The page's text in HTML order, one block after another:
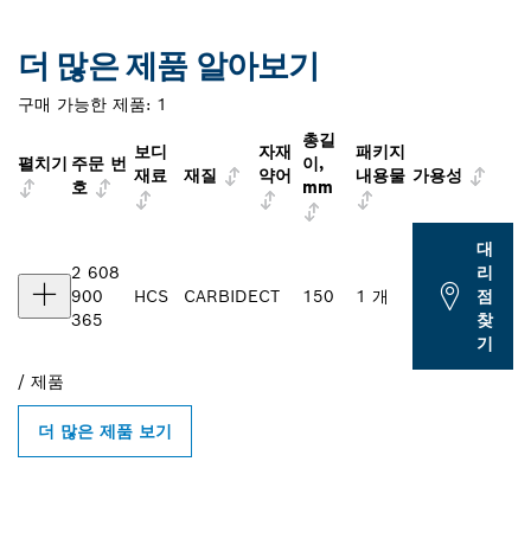
더 많은 제품 알아보기
구매 가능한 제품: 1
펼치기 주문 번
호
보디
재료
재질
자재
약어
총길
이,
mm
패키지
내용물 가용성
2 608
900
365
HCS CARBIDECT 150 1 개
대
리
점
찾
기
/ 제품
더 많은 제품 보기